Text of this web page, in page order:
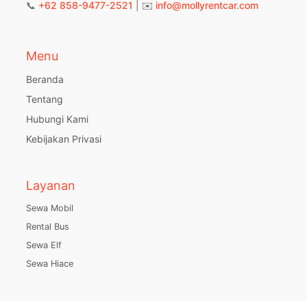
📞 +62 858-9477-2521 | ✉️ info@mollyrentcar.com
Menu
Beranda
Tentang
Hubungi Kami
Kebijakan Privasi
Layanan
Sewa Mobil
Rental Bus
Sewa Elf
Sewa Hiace